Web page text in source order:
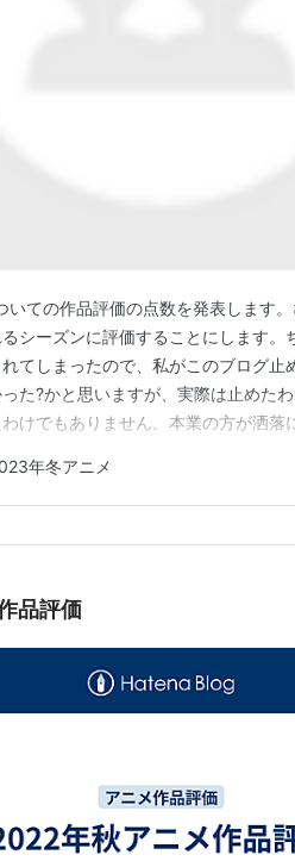
いての作品評価の点数を発表します
シーズンに評価することにします。
てしまったので、私がこのブログ止
た?かと思いますが、実際は止めた
けでもありません。本業の方が洒落
たからというのが事情です。と言う
ので、期末にこういう形でまと…
年冬アニメ
品評価